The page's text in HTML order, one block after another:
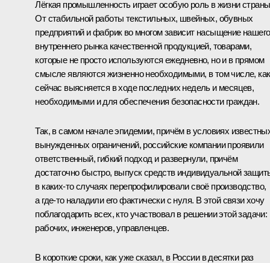
Лёгкая промышленность играет особую роль в жизни
От стабильной работы текстильных, швейных, обувных
предприятий и фабрик во многом зависит насыщение нашего
внутреннего рынка качественной продукцией, товарами,
которые не просто используются ежедневно, но и в прямом
смысле являются жизненно необходимыми, в том числе, как
сейчас выясняется в ходе последних недель и месяцев,
необходимыми и для обеспечения безопасности граждан.
Так, в самом начале эпидемии, причём в условиях
вынужденных ограничений, российские компании проявили
ответственный, гибкий подход и развернули, причём
достаточно быстро, выпуск средств индивидуальной
в каких-то случаях перепрофилировали своё производство,
а где-то наладили его фактически с нуля. В этой связи хочу
поблагодарить всех, кто участвовал в решении этой задачи:
рабочих, инженеров, управленцев.
В короткие сроки, как уже сказал, в России в десятки раз